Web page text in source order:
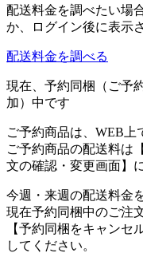
配送料金を調べたい場
か、ログイン後に表示
配送料金を調べる
現在、予約同梱（ご予
加）中です
ご予約商品は、WEB上
ご予約商品の配送料は
文の確認・変更画面】
今週・来週の配送料金
現在予約同梱中のご注
【予約同梱をキャンセ
してください。